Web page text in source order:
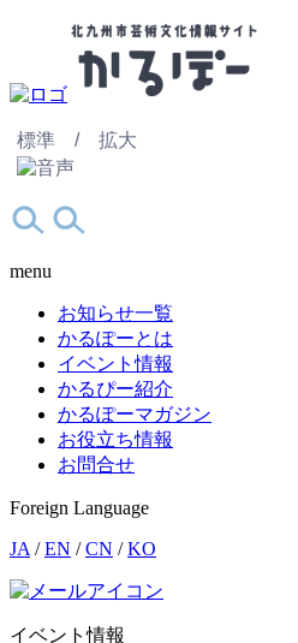
標準 / 拡大
menu
お知らせ一覧
かるぽーとは
イベント情報
かるぴー紹介
かるぽーマガジン
お役立ち情報
お問合せ
Foreign Language
JA /EN /CN /KO
イベント情報